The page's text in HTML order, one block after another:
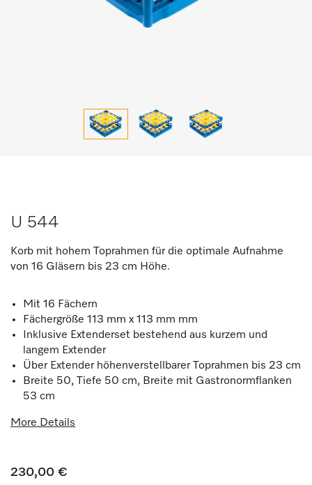
U 544
Korb mit hohem Toprahmen für die optimale Aufnahme
von 16 Gläsern bis 23 cm Höhe.
Mit 16 Fächern
Fächergröße 113 mm x 113 mm mm
Inklusive Extenderset bestehend aus kurzem und
langem Extender
Über Extender höhenverstellbarer Toprahmen bis 23 cm
Breite 50, Tiefe 50 cm, Breite mit Gastronormflanken
53 cm
More Details
230,00 €